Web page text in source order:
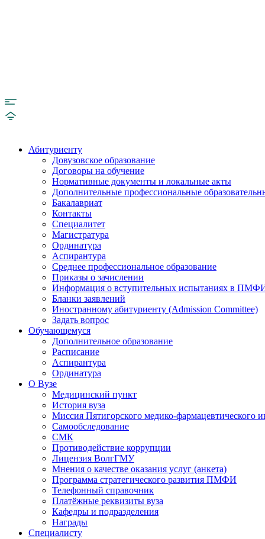
Абитуриенту
Довузовское образование
Договоры на обучение
Нормативные документы и локальные акты
Дополнительные профессиональные
Бакалавриат
Контакты
Специалитет
Магистратура
Ординатура
Аспирантура
Среднее профессиональное образование
Приказы о зачислении
Информация о вступительных испытаниях в
Бланки заявлений
Иностранному абитуриенту (Admission Committee)
Задать вопрос
Обучающемуся
Дополнительное образование
Расписание
Аспирантура
Ординатура
О Вузе
Медицинский пункт
История вуза
Миссия Пятигорского медико-фармацевтического
Самообследование
СМК
Противодействие коррупции
Лицензия ВолгГМУ
Мнения о качестве оказания услуг (анкета)
Программа стратегического развития ПМФИ
Телефонный справочник
Платёжные реквизиты вуза
Кафедры и подразделения
Награды
Специалисту